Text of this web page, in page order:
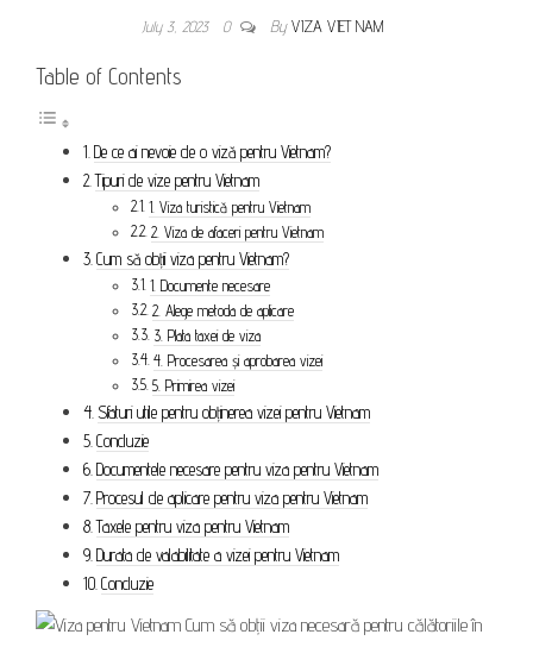
July 3, 2023 0 By VIZA VIET NAM
Table of Contents
De ce ai nevoie de o viză pentru Vietnam?
Tipuri de vize pentru Vietnam
1. Viza turistică pentru Vietnam
2. Viza de afaceri pentru Vietnam
Cum să obții viza pentru Vietnam?
1. Documente necesare
2. Alege metoda de aplicare
3. Plata taxei de viza
4. Procesarea și aprobarea vizei
5. Primirea vizei
Sfaturi utile pentru obținerea vizei pentru Vietnam
Concluzie
Documentele necesare pentru viza pentru Vietnam
Procesul de aplicare pentru viza pentru Vietnam
Taxele pentru viza pentru Vietnam
Durata de valabilitate a vizei pentru Vietnam
Concluzie